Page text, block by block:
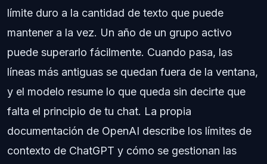
límite duro a la cantidad de texto que puede
mantener a la vez. Un año de un grupo activo
puede superarlo fácilmente. Cuando pasa, las
líneas más antiguas se quedan fuera de la ventana,
y el modelo resume lo que queda sin decirte que
falta el principio de tu chat. La propia
documentación de OpenAI describe los límites de
contexto de ChatGPT y cómo se gestionan las